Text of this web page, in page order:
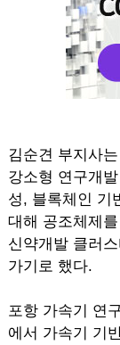
김순견 부지사
강소형 연구개
성, 블록체인 기
대해 공조체제
신약개발 클러
가기로 했다.
포항 가속기 연
에서 가속기 기